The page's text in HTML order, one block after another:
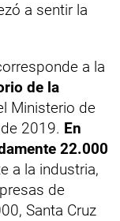
a sentir la
a la
de la
Ministerio de
2019. En
22.000
a la industria,
de
Santa Cruz